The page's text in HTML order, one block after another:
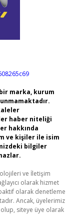
marka, kurum
haber niteliği
hakkında
ve kişiler ile isim
bilgiler
ve İletişim
olarak hizmet
olarak denetleme
Ancak, üyelerimiz
siteye üye olarak